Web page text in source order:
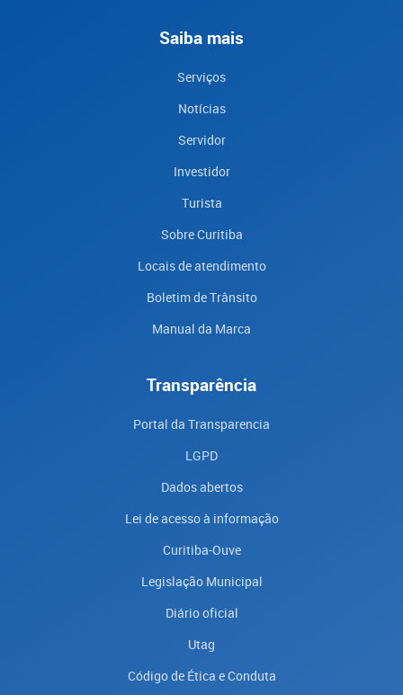
Saiba mais
Serviços
Notícias
Servidor
Investidor
Turista
Sobre Curitiba
Locais de atendimento
Boletim de Trânsito
Manual da Marca
Transparência
Portal da Transparencia
LGPD
Dados abertos
Lei de acesso à informação
Curitiba-Ouve
Legislação Municipal
Diário oficial
Utag
Código de Ética e Conduta